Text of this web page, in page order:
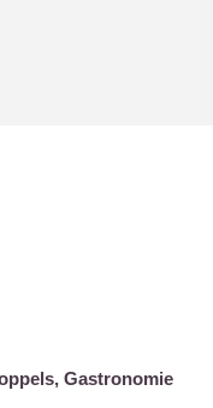
Gastronomie